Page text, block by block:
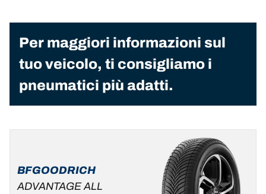
Per maggiori informazioni sul
tuo veicolo, ti consigliamo i
pneumatici più adatti.
BFGOODRICH
ADVANTAGE ALL